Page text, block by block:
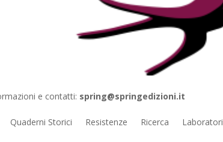
e contatti: spring@springedizioni.it
Quaderni Storici Resistenze Ricerca Laboratori